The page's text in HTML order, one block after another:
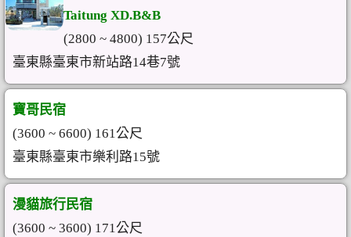
Taitung XD.B&B
(2800 ~ 4800) 157公尺
臺東縣臺東市新站路14巷7號
寶哥民宿
(3600 ~ 6600) 161公尺
臺東縣臺東市樂利路15號
漫貓旅行民宿
(3600 ~ 3600) 171公尺